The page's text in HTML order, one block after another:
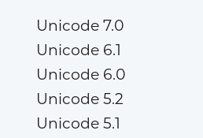
Unicode 7.0
Unicode 6.1
Unicode 6.0
Unicode 5.2
Unicode 5.1